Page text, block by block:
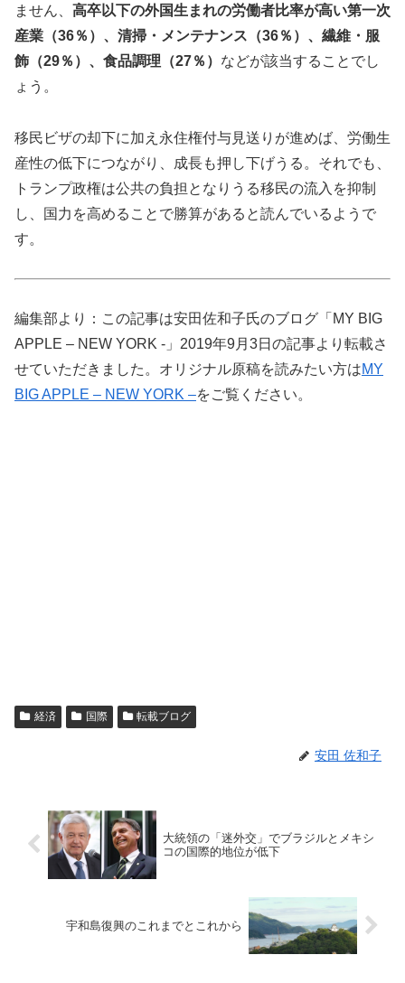
ません、 高卒以下の外国生まれの労働者比率が高い第一次
産業（36％）、清掃・メンテナンス（36％）、繊維・服
飾（29％）、食品調理（27％） などが該当することでし
ょう。
移民ビザの却下に加え永住権付与見送りが進めば、労働生
産性の低下につながり、成長も押し下げうる。それでも、
トランプ政権は公共の負担となりうる移民の流入を抑制
し、国力を高めることで勝算があると読んでいるようで
す。
編集部より：この記事は安田佐和子氏のブログ「MY BIG
APPLE – NEW YORK -」2019年9月3日の記事より転載さ
せていただきました。オリジナル原稿を読みたい方はMY
BIG APPLE – NEW YORK –をご覧ください。
経済 国際 転載ブログ
安田 佐和子
大統領の「迷外交」でブラジルとメキシ
コの国際的地位が低下
宇和島復興のこれまでとこれから